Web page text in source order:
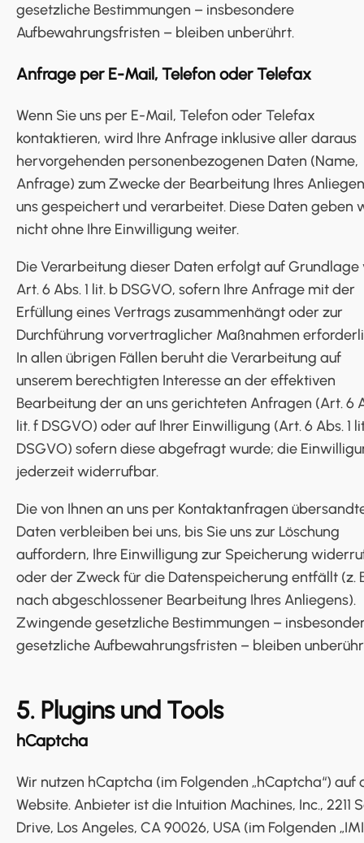
gesetzliche Bestimmungen – insbesondere
Aufbewahrungsfristen – bleiben unberührt.
Anfrage per E-Mail, Telefon oder Telefax
Wenn Sie uns per E-Mail, Telefon oder Telefax
kontaktieren, wird Ihre Anfrage inklusive aller daraus
hervorgehenden personenbezogenen Daten (Name,
Anfrage) zum Zwecke der Bearbeitung Ihres
uns gespeichert und verarbeitet. Diese Daten geben
nicht ohne Ihre Einwilligung weiter.
Die Verarbeitung dieser Daten erfolgt auf Grundlage
Art. 6 Abs. 1 lit. b DSGVO, sofern Ihre Anfrage mit der
Erfüllung eines Vertrags zusammenhängt oder zur
Durchführung vorvertraglicher Maßnahmen
In allen übrigen Fällen beruht die Verarbeitung auf
unserem berechtigten Interesse an der effektiven
Bearbeitung der an uns gerichteten Anfragen (Art. 6
lit. f DSGVO) oder auf Ihrer Einwilligung (Art. 6 Abs. 1
DSGVO) sofern diese abgefragt wurde; die
jederzeit widerrufbar.
Die von Ihnen an uns per Kontaktanfragen
Daten verbleiben bei uns, bis Sie uns zur Löschung
auffordern, Ihre Einwilligung zur Speicherung
oder der Zweck für die Datenspeicherung entfällt (z.
nach abgeschlossener Bearbeitung Ihres Anliegens).
Zwingende gesetzliche Bestimmungen –
gesetzliche Aufbewahrungsfristen – bleiben
5. Plugins und Tools
hCaptcha
Wir nutzen hCaptcha (im Folgenden „hCaptcha“) auf
Website. Anbieter ist die Intuition Machines, Inc., 2211
Drive, Los Angeles, CA 90026, USA (im Folgenden